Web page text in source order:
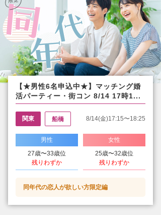
【★男性6名申込中★】マッチング婚
活パーティー・街コン 8/14 17時1...
関東 船橋 8/14(金)17:15〜18:25
男性
27歳〜33歳位
残りわずか
女性
25歳〜32歳位
残りわずか
同年代の恋人が欲しい方限定編